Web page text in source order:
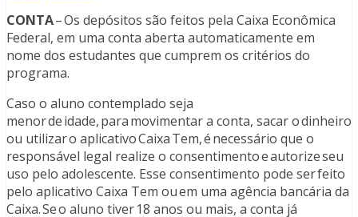
CONTA– Os depósitos são feitos pela Caixa Econômica
Federal, em uma conta aberta automaticamente em
nome dos estudantes que cumprem os critérios do
programa.
Caso o aluno contemplado seja
menor de idade, para movimentar a conta, sacar o dinheiro
ou utilizar o aplicativo Caixa Tem, é necessário que o
responsável legal realize o consentimento e autorize seu
uso pelo adolescente. Esse consentimento pode ser feito
pelo aplicativo Caixa Tem ou em uma agência bancária da
Caixa. Se o aluno tiver 18 anos ou mais, a conta já